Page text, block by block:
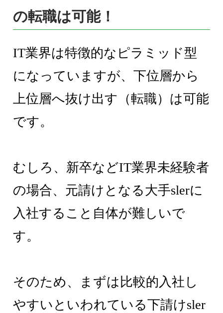
の転職は可能！
IT業界は特徴的なピラミッド型
になっていますが、下位層から
上位層へ抜け出す（転職）は可能
です。
むしろ、新卒などIT業界未経験者
の場合、元請けとなる大手slerに
入社すること自体が難しいで
す。
そのため、まずは比較的入社し
やすいといわれている下請けsler